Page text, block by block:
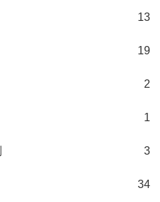
13
19
2
1
3
34